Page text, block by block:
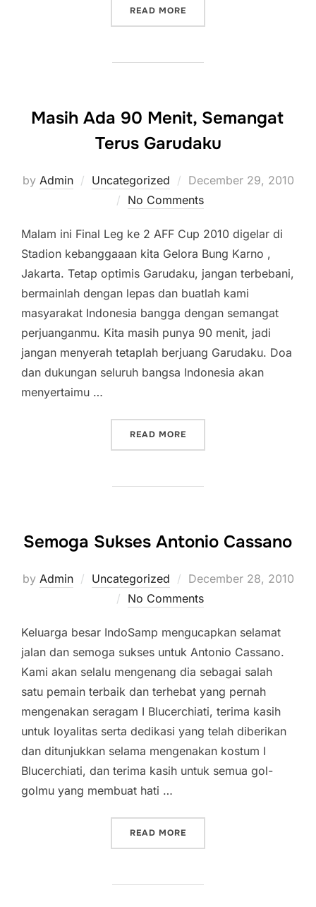
READ MORE
Masih Ada 90 Menit, Semangat
Terus Garudaku
by Admin Uncategorized
Posted
on
December 29, 2010
No Comments
Malam ini Final Leg ke 2 AFF Cup 2010 digelar di
Stadion kebanggaaan kita Gelora Bung Karno ,
Jakarta. Tetap optimis Garudaku, jangan terbebani,
bermainlah dengan lepas dan buatlah kami
masyarakat Indonesia bangga dengan semangat
perjuanganmu. Kita masih punya 90 menit, jadi
jangan menyerah tetaplah berjuang Garudaku. Doa
dan dukungan seluruh bangsa Indonesia akan
menyertaimu …
READ MORE
Semoga Sukses Antonio Cassano
by Admin Uncategorized
Posted
on
December 28, 2010
No Comments
Keluarga besar IndoSamp mengucapkan selamat
jalan dan semoga sukses untuk Antonio Cassano.
Kami akan selalu mengenang dia sebagai salah
satu pemain terbaik dan terhebat yang pernah
mengenakan seragam I Blucerchiati, terima kasih
untuk loyalitas serta dedikasi yang telah diberikan
dan ditunjukkan selama mengenakan kostum I
Blucerchiati, dan terima kasih untuk semua gol-
golmu yang membuat hati …
READ MORE